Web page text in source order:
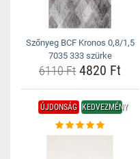
Szőnyeg BCF Kronos 0,8/1,5
7035 333 szürke
6110 Ft 4820 Ft
ÚJDONSÁG KEDVEZMÉNY